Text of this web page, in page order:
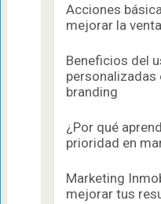
Acciones
mejorar la
Beneficios del
personalizadas
branding
¿Por qué
prioridad en
Marketing
mejorar tus